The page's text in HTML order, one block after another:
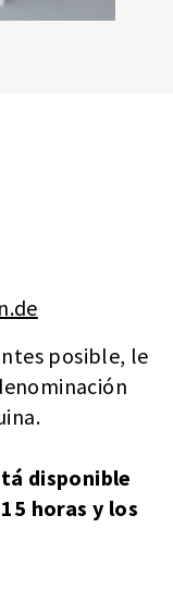
posible, le
disponible
horas y los